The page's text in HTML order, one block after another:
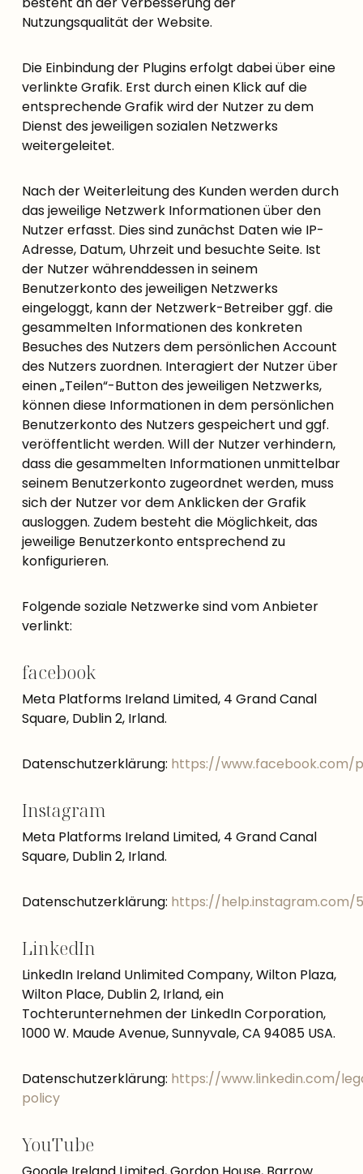
Nutzungsqualität der Website.
Die Einbindung der Plugins erfolgt dabei über eine
verlinkte Grafik. Erst durch einen Klick auf die
entsprechende Grafik wird der Nutzer zu dem
Dienst des jeweiligen sozialen Netzwerks
weitergeleitet.
Nach der Weiterleitung des Kunden werden durch
das jeweilige Netzwerk Informationen über den
Nutzer erfasst. Dies sind zunächst Daten wie IP-
Adresse, Datum, Uhrzeit und besuchte Seite. Ist
der Nutzer währenddessen in seinem
Benutzerkonto des jeweiligen Netzwerks
eingeloggt, kann der Netzwerk-Betreiber ggf. die
gesammelten Informationen des konkreten
Besuches des Nutzers dem persönlichen Account
des Nutzers zuordnen. Interagiert der Nutzer über
einen „Teilen“-Button des jeweiligen Netzwerks,
können diese Informationen in dem persönlichen
Benutzerkonto des Nutzers gespeichert und ggf.
veröffentlicht werden. Will der Nutzer verhindern,
dass die gesammelten Informationen unmittelbar
seinem Benutzerkonto zugeordnet werden, muss
sich der Nutzer vor dem Anklicken der Grafik
ausloggen. Zudem besteht die Möglichkeit, das
jeweilige Benutzerkonto entsprechend zu
konfigurieren.
Folgende soziale Netzwerke sind vom Anbieter
verlinkt:
facebook
Meta Platforms Ireland Limited, 4 Grand Canal
Square, Dublin 2, Irland.
Datenschutzerklärung: https://www.facebook.com/
Instagram
Meta Platforms Ireland Limited, 4 Grand Canal
Square, Dublin 2, Irland.
Datenschutzerklärung: https://help.instagram.com/
LinkedIn
LinkedIn Ireland Unlimited Company, Wilton Plaza,
Wilton Place, Dublin 2, Irland, ein
Tochterunternehmen der LinkedIn Corporation,
1000 W. Maude Avenue, Sunnyvale, CA 94085 USA.
Datenschutzerklärung: https://www.linkedin.com/
policy
YouTube